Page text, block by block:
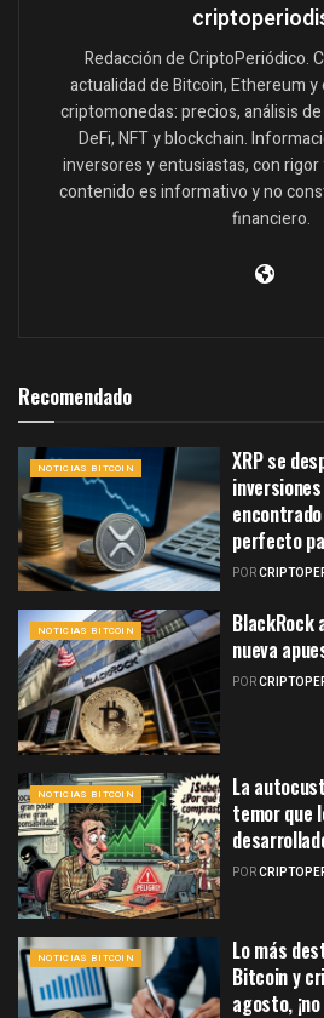
Redacción de CriptoPeriódico.
actualidad de Bitcoin, Ethereum
criptomonedas: precios, análisis
DeFi, NFT y blockchain.
inversores y entusiastas, con rigor
contenido es informativo y no
financiero.
Recomendado
NOTICIAS BITCOIN
XRP se
perfecto
POR
NOTICIAS BITCOIN
BlackRock
nueva
POR
NOTICIAS BITCOIN
La
temor que
POR
NOTICIAS BITCOIN
Lo más
Bitcoin y
agosto,